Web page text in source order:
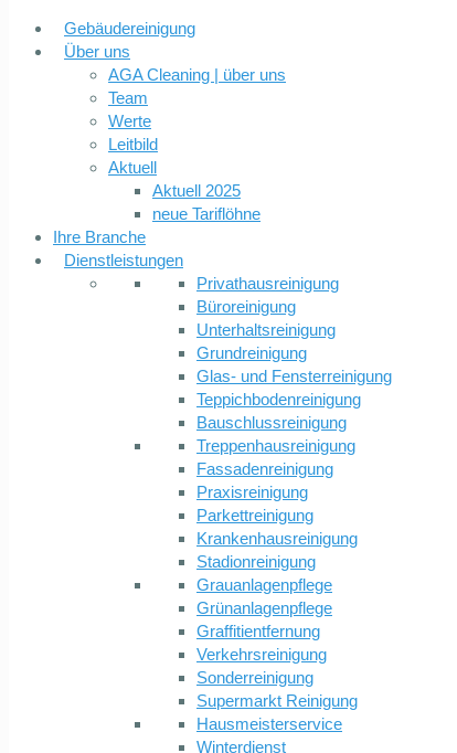
Gebäudereinigung
Über uns
AGA Cleaning | über uns
Team
Werte
Leitbild
Aktuell
Aktuell 2025
neue Tariflöhne
Ihre Branche
Dienstleistungen
Privathausreinigung
Büroreinigung
Unterhaltsreinigung
Grundreinigung
Glas- und Fensterreinigung
Teppichbodenreinigung
Bauschlussreinigung
Treppenhausreinigung
Fassadenreinigung
Praxisreinigung
Parkettreinigung
Krankenhausreinigung
Stadionreinigung
Grauanlagenpflege
Grünanlagenpflege
Graffitientfernung
Verkehrsreinigung
Sonderreinigung
Supermarkt Reinigung
Hausmeisterservice
Winterdienst